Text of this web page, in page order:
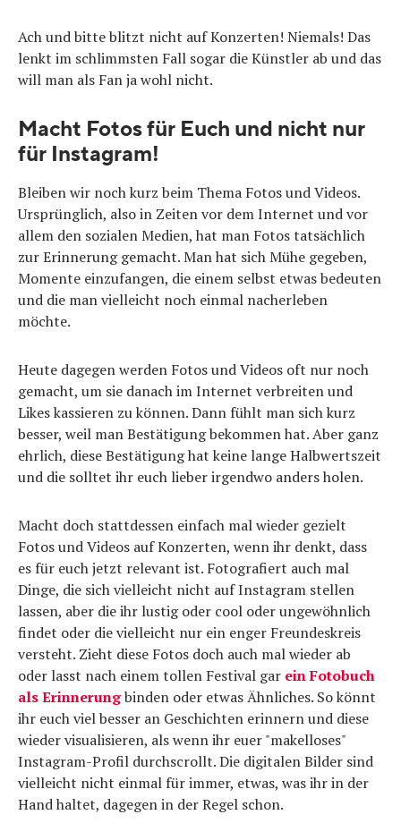
Ach und bitte blitzt nicht auf Konzerten! Niemals! Das
lenkt im schlimmsten Fall sogar die Künstler ab und das
will man als Fan ja wohl nicht.
Macht Fotos für Euch und nicht nur
für Instagram!
Bleiben wir noch kurz beim Thema Fotos und Videos.
Ursprünglich, also in Zeiten vor dem Internet und vor
allem den sozialen Medien, hat man Fotos tatsächlich
zur Erinnerung gemacht. Man hat sich Mühe gegeben,
Momente einzufangen, die einem selbst etwas bedeuten
und die man vielleicht noch einmal nacherleben
möchte.
Heute dagegen werden Fotos und Videos oft nur noch
gemacht, um sie danach im Internet verbreiten und
Likes kassieren zu können. Dann fühlt man sich kurz
besser, weil man Bestätigung bekommen hat. Aber ganz
ehrlich, diese Bestätigung hat keine lange Halbwertszeit
und die solltet ihr euch lieber irgendwo anders holen.
Macht doch stattdessen einfach mal wieder gezielt
Fotos und Videos auf Konzerten, wenn ihr denkt, dass
es für euch jetzt relevant ist. Fotografiert auch mal
Dinge, die sich vielleicht nicht auf Instagram stellen
lassen, aber die ihr lustig oder cool oder ungewöhnlich
findet oder die vielleicht nur ein enger Freundeskreis
versteht. Zieht diese Fotos doch auch mal wieder ab
oder lasst nach einem tollen Festival gar ein Fotobuch
als Erinnerungbinden oder etwas Ähnliches. So könnt
ihr euch viel besser an Geschichten erinnern und diese
wieder visualisieren, als wenn ihr euer "makelloses"
Instagram-Profil durchscrollt. Die digitalen Bilder sind
vielleicht nicht einmal für immer, etwas, was ihr in der
Hand haltet, dagegen in der Regel schon.